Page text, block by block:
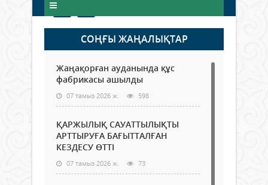
СОҢҒЫ ЖАҢАЛЫҚТАР
Жаңақорған ауданында құс
фабрикасы ашылды
07 тамыз 2026 ж. 598
ҚАРЖЫЛЫҚ САУАТТЫЛЫҚТЫ
АРТТЫРУҒА БАҒЫТТАЛҒАН
КЕЗДЕСУ ӨТТІ
07 тамыз 2026 ж. 73